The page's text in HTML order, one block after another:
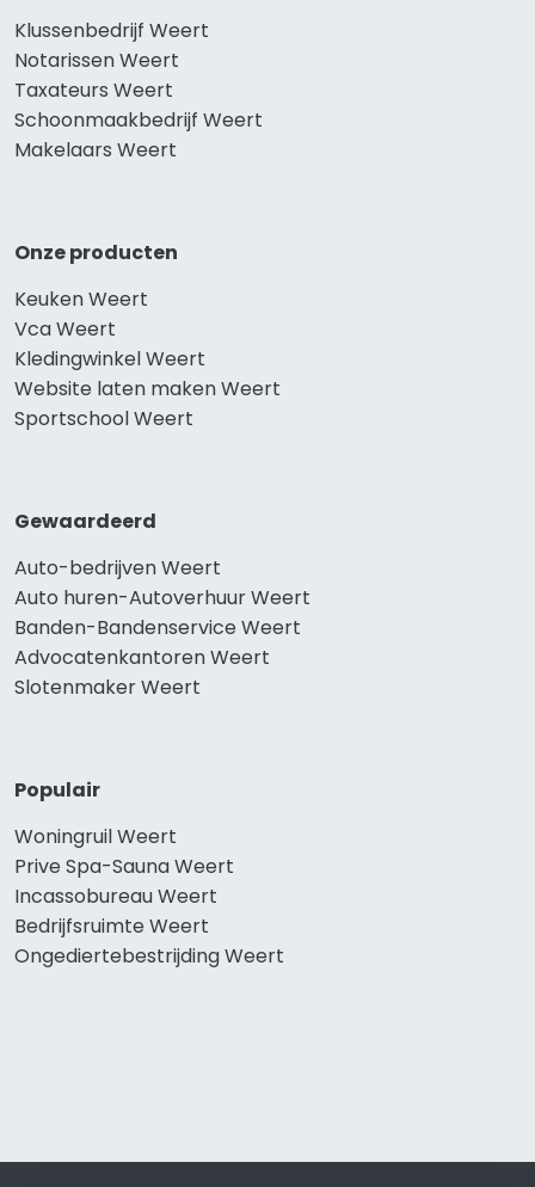
Klussenbedrijf Weert
Notarissen Weert
Taxateurs Weert
Schoonmaakbedrijf Weert
Makelaars Weert
Onze producten
Keuken Weert
Vca Weert
Kledingwinkel Weert
Website laten maken Weert
Sportschool Weert
Gewaardeerd
Auto-bedrijven Weert
Auto huren-Autoverhuur Weert
Banden-Bandenservice Weert
Advocatenkantoren Weert
Slotenmaker Weert
Populair
Woningruil Weert
Prive Spa-Sauna Weert
Incassobureau Weert
Bedrijfsruimte Weert
Ongediertebestrijding Weert